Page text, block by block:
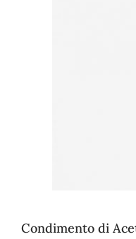
Condimento di